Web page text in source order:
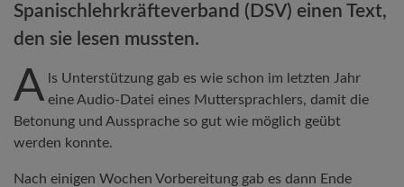
Spanischlehrkräfteverband (DSV) einen Text,
den sie lesen mussten.
A ls Unterstützung gab es wie schon im letzten Jahr
eine Audio-Datei eines Muttersprachlers, damit die
Betonung und Aussprache so gut wie möglich geübt
werden konnte.
Nach einigen Wochen Vorbereitung gab es dann Ende